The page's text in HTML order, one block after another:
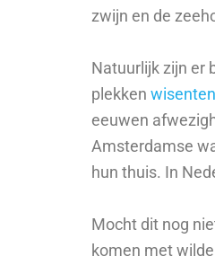
zwijn en de
Natuurlijk zijn er
plekken wisenten
eeuwen
Amsterdamse
hun thuis. In
Mocht dit nog
komen met